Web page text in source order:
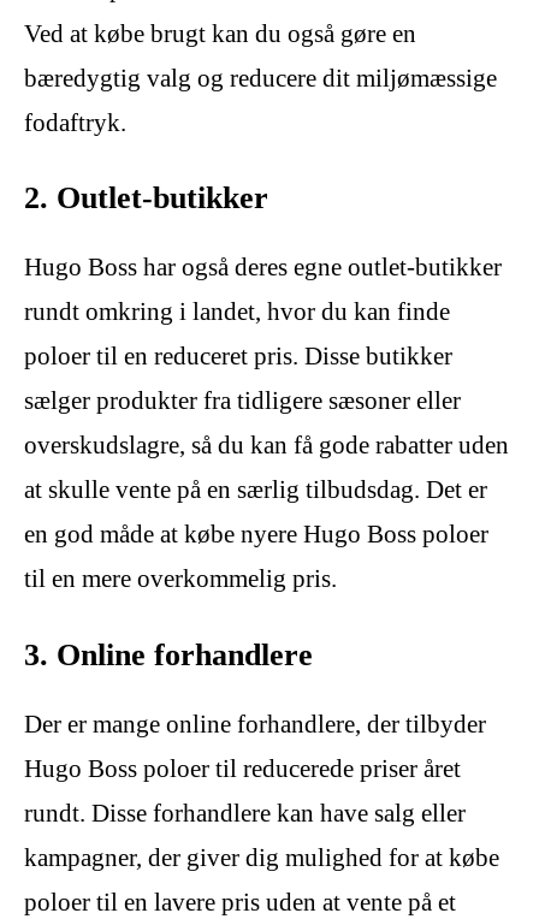
Ved at købe brugt kan du også gøre en
bæredygtig valg og reducere dit miljømæssige
fodaftryk.
2. Outlet-butikker
Hugo Boss har også deres egne outlet-butikker
rundt omkring i landet, hvor du kan finde
poloer til en reduceret pris. Disse butikker
sælger produkter fra tidligere sæsoner eller
overskudslagre, så du kan få gode rabatter uden
at skulle vente på en særlig tilbudsdag. Det er
en god måde at købe nyere Hugo Boss poloer
til en mere overkommelig pris.
3. Online forhandlere
Der er mange online forhandlere, der tilbyder
Hugo Boss poloer til reducerede priser året
rundt. Disse forhandlere kan have salg eller
kampagner, der giver dig mulighed for at købe
poloer til en lavere pris uden at vente på et